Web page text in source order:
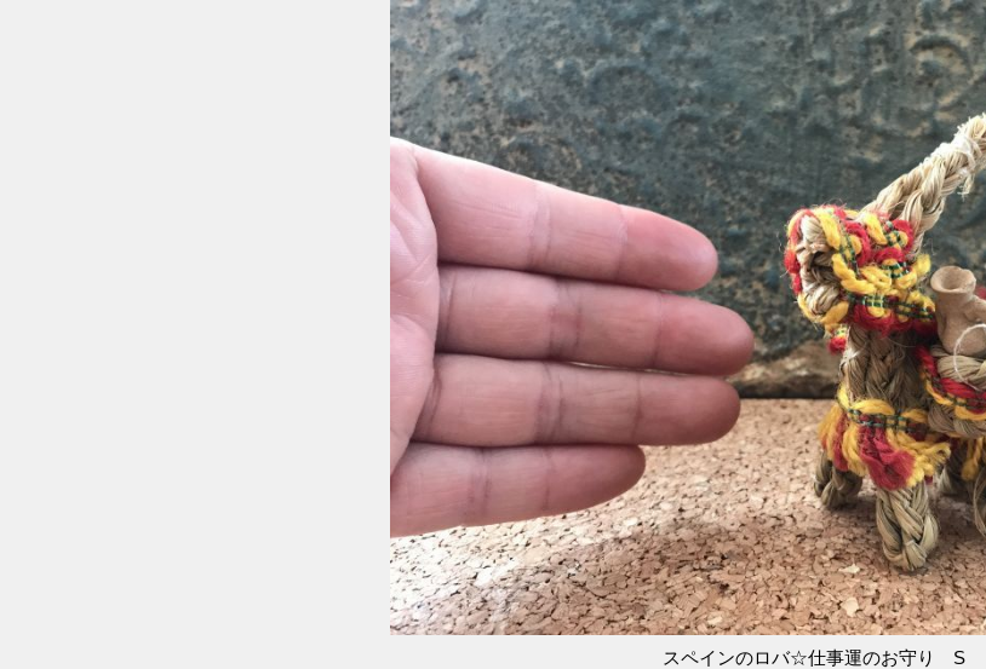
スペインのロバ☆仕事運のお守り S